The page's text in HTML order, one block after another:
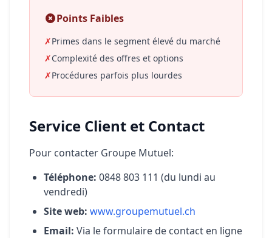
Points Faibles
✗Primes dans le segment élevé du marché
✗Complexité des offres et options
✗Procédures parfois plus lourdes
Service Client et Contact
Pour contacter Groupe Mutuel:
Téléphone: 0848 803 111 (du lundi au
vendredi)
Site web: www.groupemutuel.ch
Email: Via le formulaire de contact en ligne